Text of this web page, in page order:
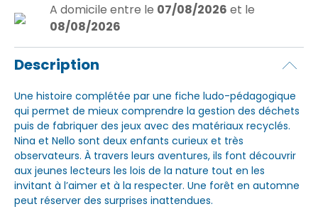
A domicile entre le 07/08/2026 et le
08/08/2026
Description
Une histoire complétée par une fiche ludo-pédagogique
qui permet de mieux comprendre la gestion des déchets
puis de fabriquer des jeux avec des matériaux recyclés.
Nina et Nello sont deux enfants curieux et très
observateurs. À travers leurs aventures, ils font découvrir
aux jeunes lecteurs les lois de la nature tout en les
invitant à l’aimer et à la respecter. Une forêt en automne
peut réserver des surprises inattendues.